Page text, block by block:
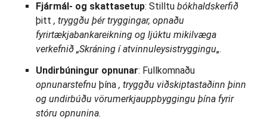
Fjármál- og skattasetup: Stilltu bókhaldskerfið
þitt , tryggðu þér tryggingar, opnaðu
fyrirtækjabankareikning og ljúktu mikilvæga
verkefnið „Skráning í atvinnuleysistryggingu„.
Undirbúningur opnunar: Fullkomnaðu
opnunarstefnu þína , tryggðu viðskiptastaðinn þinn
og undirbúðu vörumerkjauppbyggingu þína fyrir
stóru opnunina.